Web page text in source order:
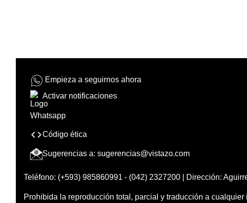
Empieza a seguirnos ahora
Activar notificaciones
Código ética
Sugerencias a: sugerencias@vistazo.com
Teléfono: (+593) 985860991 - (042) 2327200 | Dirección:
Prohibida la reproducción total, parcial y traducción a